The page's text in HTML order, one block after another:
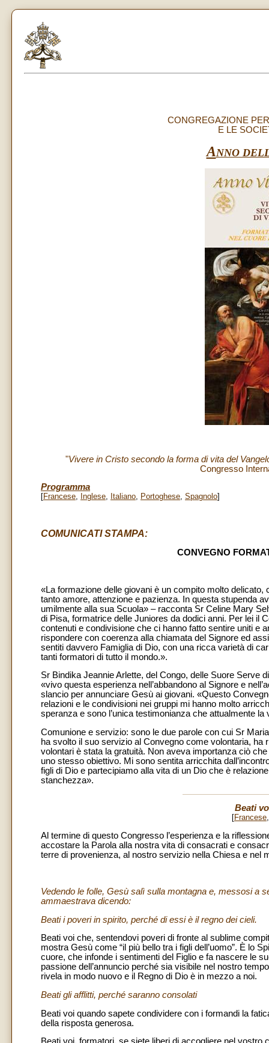
CONGREGAZIONE
E LE
ANNO
"Vivere in Cristo secondo la forma di vita del
Congresso
Programma
[Francese, Inglese, Italiano, Portoghese, Spagnolo]
COMUNICATI STAMPA:
CONVEGNO
«La formazione delle giovani è un compito molto delicato,
tanto amore, attenzione e pazienza. In questa stupenda
umilmente alla sua Scuola» – racconta Sr Celine Mary
di Pisa, formatrice delle Juniores da dodici anni. Per lei il
contenuti e condivisione che ci hanno fatto sentire uniti e
rispondere con coerenza alla chiamata del Signore ed
sentiti davvero Famiglia di Dio, con una ricca varietà di
tanti formatori di tutto il mondo.».
Sr Bindika Jeannie Arlette, del Congo, delle Suore Serve
«vivo questa esperienza nell’abbandono al Signore e
slancio per annunciare Gesù ai giovani. «Questo
relazioni e le condivisioni nei gruppi mi hanno molto
speranza e sono l’unica testimonianza che attualmente
Comunione e servizio: sono le due parole con cui Sr
ha svolto il suo servizio al Convegno come volontaria,
volontari è stata la gratuità. Non aveva importanza ciò
uno stesso obiettivo. Mi sono sentita arricchita
figli di Dio e partecipiamo alla vita di un Dio che è
stanchezza».
Beati
[Francese
Al termine di questo Congresso l’esperienza e la
accostare la Parola alla nostra vita di consacrati e
terre di provenienza, al nostro servizio nella Chiesa e nel
Vedendo le folle, Gesù salì sulla montagna e, messosi a
ammaestrava dicendo:
Beati i poveri in spirito, perché di essi è il regno dei cieli.
Beati voi che, sentendovi poveri di fronte al sublime
mostra Gesù come “il più bello tra i figli dell’uomo”. È lo
cuore, che infonde i sentimenti del Figlio e fa nascere le
passione dell’annuncio perché sia visibile nel nostro
rivela in modo nuovo e il Regno di Dio è in mezzo a noi.
Beati gli afflitti, perché saranno consolati
Beati voi quando sapete condividere con i formandi la
della risposta generosa.